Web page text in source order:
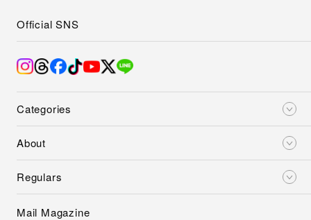
Categories
About
Regulars
Official SNS
Mail Magazine